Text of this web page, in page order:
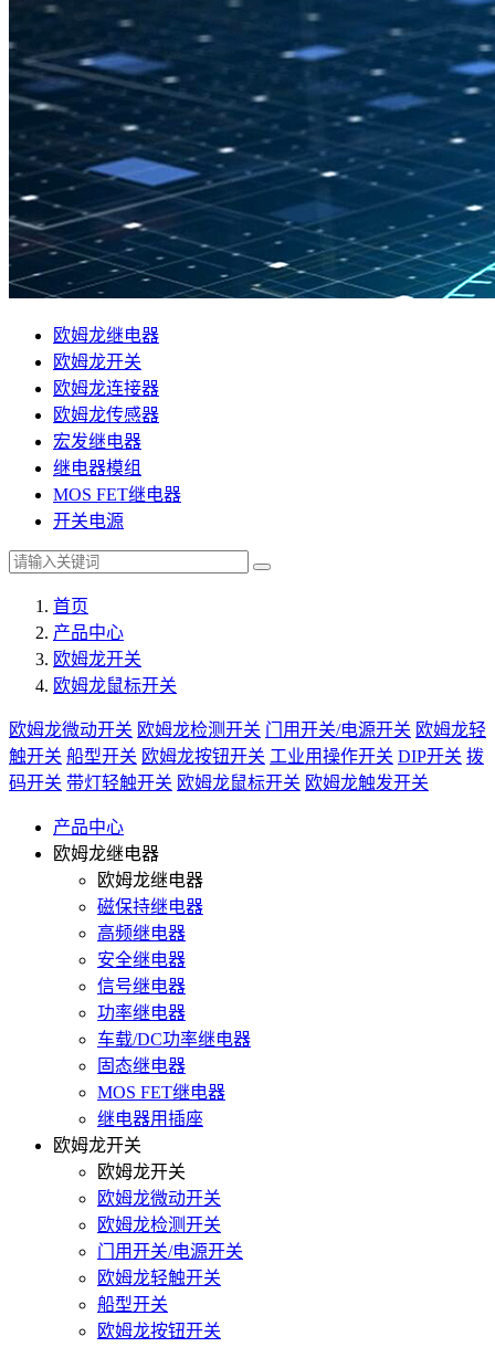
欧姆龙继电器
欧姆龙开关
欧姆龙连接器
欧姆龙传感器
宏发继电器
继电器模组
MOS FET继电器
开关电源
首页
产品中心
欧姆龙开关
欧姆龙鼠标开关
欧姆龙微动开关 欧姆龙检测开关 门用开关/电源开关 欧姆龙轻
触开关 船型开关 欧姆龙按钮开关 工业用操作开关 DIP开关 拨
码开关 带灯轻触开关 欧姆龙鼠标开关 欧姆龙触发开关
产品中心
欧姆龙继电器
欧姆龙继电器
磁保持继电器
高频继电器
安全继电器
信号继电器
功率继电器
车载/DC功率继电器
固态继电器
MOS FET继电器
继电器用插座
欧姆龙开关
欧姆龙开关
欧姆龙微动开关
欧姆龙检测开关
门用开关/电源开关
欧姆龙轻触开关
船型开关
欧姆龙按钮开关